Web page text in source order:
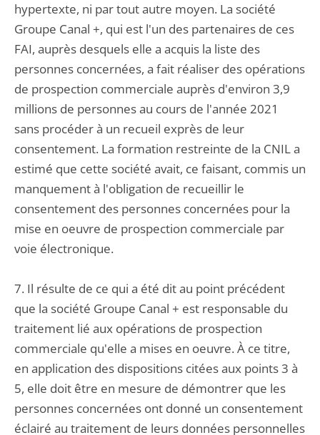
hypertexte, ni par tout autre moyen. La société
Groupe Canal +, qui est l'un des partenaires de ces
FAI, auprès desquels elle a acquis la liste des
personnes concernées, a fait réaliser des opérations
de prospection commerciale auprès d'environ 3,9
millions de personnes au cours de l'année 2021
sans procéder à un recueil exprès de leur
consentement. La formation restreinte de la CNIL a
estimé que cette société avait, ce faisant, commis un
manquement à l'obligation de recueillir le
consentement des personnes concernées pour la
mise en oeuvre de prospection commerciale par
voie électronique.
7. Il résulte de ce qui a été dit au point précédent
que la société Groupe Canal + est responsable du
traitement lié aux opérations de prospection
commerciale qu'elle a mises en oeuvre. À ce titre,
en application des dispositions citées aux points 3 à
5, elle doit être en mesure de démontrer que les
personnes concernées ont donné un consentement
éclairé au traitement de leurs données personnelles